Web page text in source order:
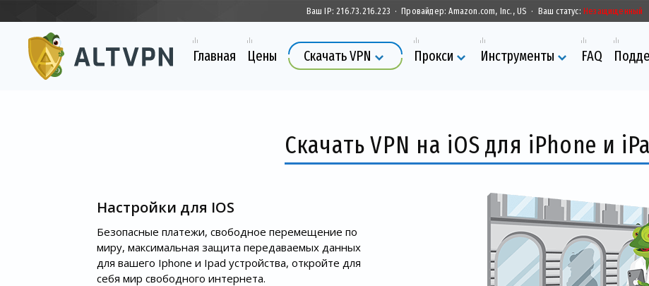
Ваш IP:216.73.216.223 · Провайдер:Amazon.com, Inc., US · Ваш статус:Незащищенный
Главная Цены Скачать VPN Прокси Инструменты FAQ
Скачать VPN на iOS для iPhone и
Настройки для IOS
Безопасные платежи, свободное перемещение по
миру, максимальная защита передаваемых данных
для вашего Iphone и Ipad устройства, откройте для
себя мир свободного интернета.